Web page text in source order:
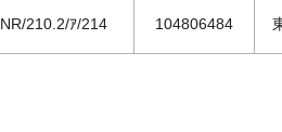
NR/210.2/ｱ/214 104806484